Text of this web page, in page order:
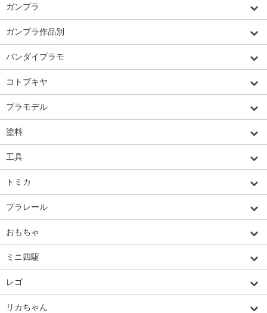
ガンプラ
ガンプラ作品別
バンダイプラモ
コトブキヤ
プラモデル
塗料
工具
トミカ
プラレール
おもちゃ
ミニ四駆
レゴ
リカちゃん